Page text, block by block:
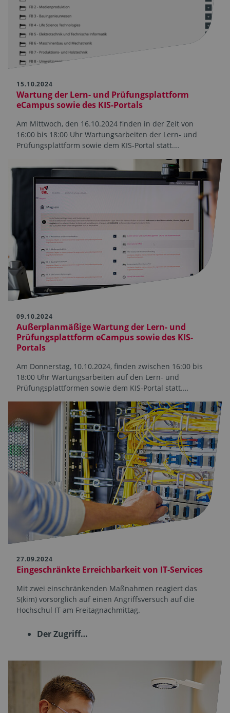
15.10.2024
Wartung der Lern- und Prüfungsplattform
eCampus sowie des KIS-Portals
Am Mittwoch, den 16.10.2024 finden in der Zeit von
16:00 bis 18:00 Uhr Wartungsarbeiten der Lern- und
Prüfungsplattform sowie dem KIS-Portal statt.…
09.10.2024
Außerplanmäßige Wartung der Lern- und
Prüfungsplattform eCampus sowie des KIS-
Portals
Am Donnerstag, 10.10.2024, finden zwischen 16:00 bis
18:00 Uhr Wartungsarbeiten auf den Lern- und
Prüfungsplattformen sowie dem KIS-Portal statt.…
27.09.2024
Eingeschränkte Erreichbarkeit von IT-Services
Mit zwei einschränkenden Maßnahmen reagiert das
S(kim) vorsorglich auf einen Angriffsversuch auf die
Hochschul IT am Freitagnachmittag.
Der Zugriff…